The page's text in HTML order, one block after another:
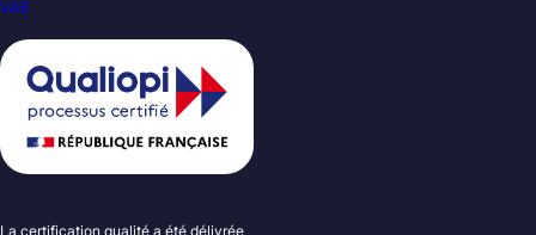
VAE
La certification qualité a été délivrée